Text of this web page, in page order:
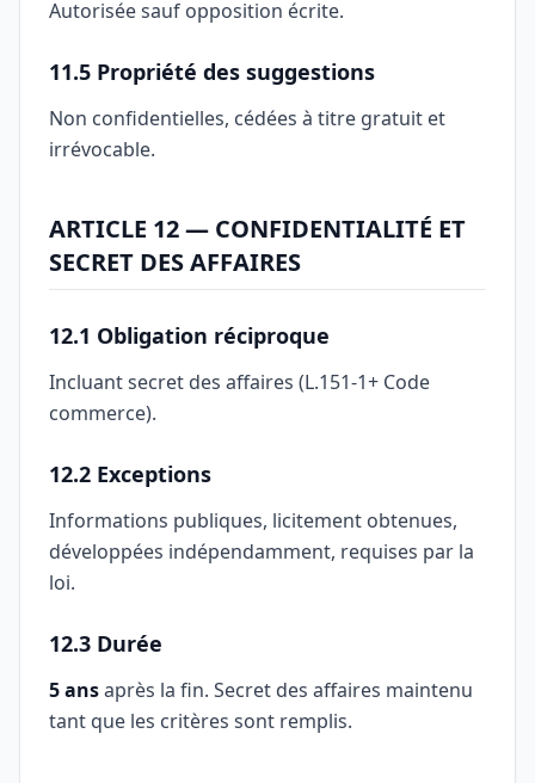
Autorisée sauf opposition écrite.
11.5 Propriété des suggestions
Non confidentielles, cédées à titre gratuit et
irrévocable.
ARTICLE 12 — CONFIDENTIALITÉ ET
SECRET DES AFFAIRES
12.1 Obligation réciproque
Incluant secret des affaires (L.151-1+ Code
commerce).
12.2 Exceptions
Informations publiques, licitement obtenues,
développées indépendamment, requises par la
loi.
12.3 Durée
5 ansaprès la fin. Secret des affaires maintenu
tant que les critères sont remplis.